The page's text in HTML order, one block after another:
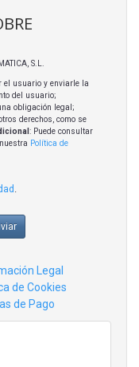
S.L.
el usuario y enviarle la
del usuario;
obligación legal;
derechos, como se
: Puede consultar
Política de
Legal
de Cookies
de Pago